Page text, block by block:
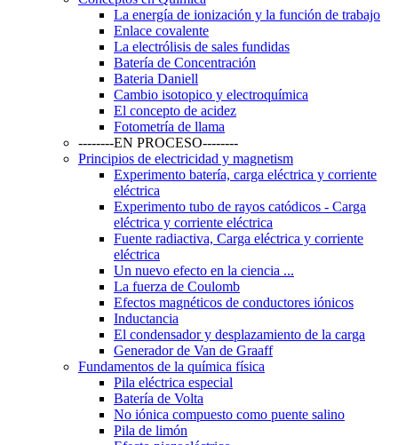
La energía de ionización y la función de trabajo
Enlace covalente
La electrólisis de sales fundidas
Batería de Concentración
Bateria Daniell
Cambio isotopico y electroquímica
El concepto de acidez
Fotometría de llama
--------EN PROCESO--------
Principios de electricidad y magnetism
Experimento batería, carga eléctrica y corriente
eléctrica
Experimento tubo de rayos catódicos - Carga
eléctrica y corriente eléctrica
Fuente radiactiva, Carga eléctrica y corriente
eléctrica
Un nuevo efecto en la ciencia ...
La fuerza de Coulomb
Efectos magnéticos de conductores iónicos
Inductancia
El condensador y desplazamiento de la carga
Generador de Van de Graaff
Fundamentos de la química física
Pila eléctrica especial
Batería de Volta
No iónica compuesto como puente salino
Pila de limón